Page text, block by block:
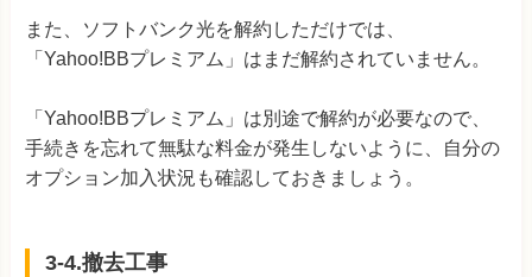
また、ソフトバンク光を解約しただけでは、
「Yahoo!BBプレミアム」はまだ解約されていません。
「Yahoo!BBプレミアム」は別途で解約が必要なので、
手続きを忘れて無駄な料金が発生しないように、自分の
オプション加入状況も確認しておきましょう。
3-4.撤去工事